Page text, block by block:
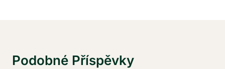
Podobné Příspěvky